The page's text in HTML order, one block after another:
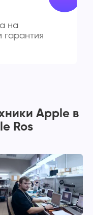
на
гарантия
Apple в
Ros